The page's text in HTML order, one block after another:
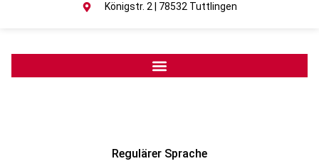
Königstr. 2 | 78532 Tuttlingen
Regulärer Sprache